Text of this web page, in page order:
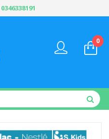
0346338191
0